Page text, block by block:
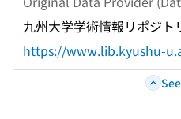
九州大学学術情報リポジト
https://www.lib.kyushu-